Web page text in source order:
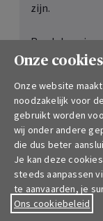
zijn.
Raadpleeg je
mogelijks
(in geval van
Onze
Onze website
noodzakelijk voor
gebruikt worden
wij onder andere
die dus beter
Je kan deze
steeds aanpassen
te aanvaarden, je
Ons cookiebeleid